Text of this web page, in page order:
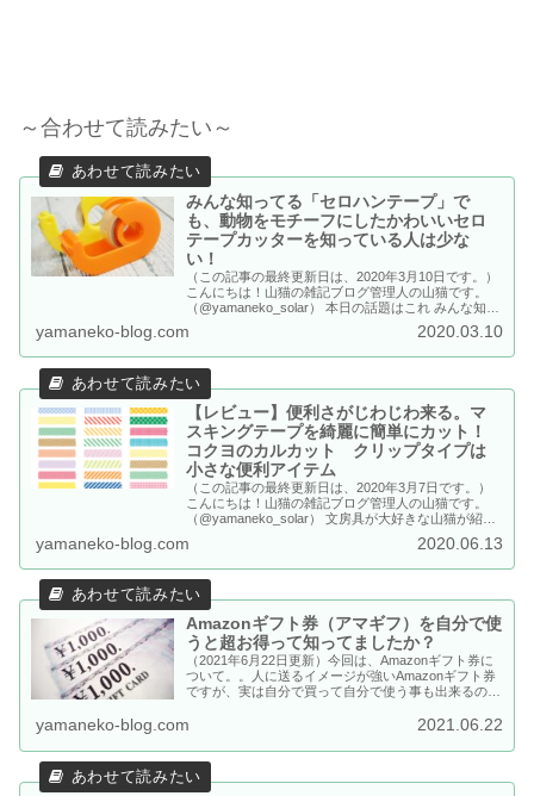
～合わせて読みたい～
みんな知ってる「セロハンテープ」で
も、動物をモチーフにしたかわいいセロ
テープカッターを知っている人は少な
い！
（この記事の最終更新日は、2020年3月10日です。）
こんにちは！山猫の雑記ブログ管理人の山猫です。
（@yamaneko_solar） 本日の話題はこれ みんな知っ
てる、「セロハンテープ」です。一般的にはセロテー
プという名前の方が良く知られていますよね。 子ど
も猫 ねえねえ知ってる？東海道新幹線に乗ってる
と、おおきな...
yamaneko-blog.com 2020.03.10
【レビュー】便利さがじわじわ来る。マ
スキングテープを綺麗に簡単にカット！
コクヨのカルカット クリップタイプは
小さな便利アイテム
（この記事の最終更新日は、2020年3月7日です。）
こんにちは！山猫の雑記ブログ管理人の山猫です。
（@yamaneko_solar） 文房具が大好きな山猫が紹介
リー）」を紹介するシリーズです。 今回のターゲッ
テープって手...
yamaneko-blog.com 2020.06.13
Amazonギフト券（アマギフ）を自分で使
うと超お得って知ってましたか？
（2021年6月22日更新）今回は、Amazonギフト券に
ついて。。人に送るイメージが強いAmazonギフト券
ですが、実は自分で買って自分で使う事も出来るので
お得なのです！この記事ではAmazon ギフト券 チャ
ご紹介します。
yamaneko-blog.com 2021.06.22